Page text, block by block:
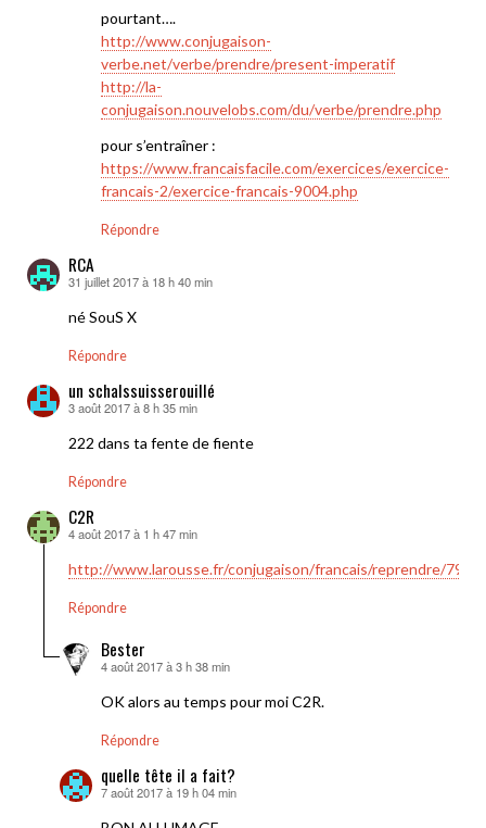
pourtant….
http://www.conjugaison-
verbe.net/verbe/prendre/present-imperatif
http://la-
conjugaison.nouvelobs.com/du/verbe/prendre.php
pour s’entraîner :
https://www.francaisfacile.com/exercices/exercice-
francais-2/exercice-francais-9004.php
Répondre
RCA
dit :
31 juillet 2017 à 18 h 40 min
né SouS X
Répondre
un schalssuisserouillé
dit :
3 août 2017 à 8 h 35 min
222 dans ta fente de fiente
Répondre
C2R
dit :
4 août 2017 à 1 h 47 min
http://www.larousse.fr/conjugaison/francais/reprendre/7977
Répondre
Bester
dit :
4 août 2017 à 3 h 38 min
OK alors au temps pour moi C2R.
Répondre
quelle tête il a fait?
dit :
7 août 2017 à 19 h 04 min